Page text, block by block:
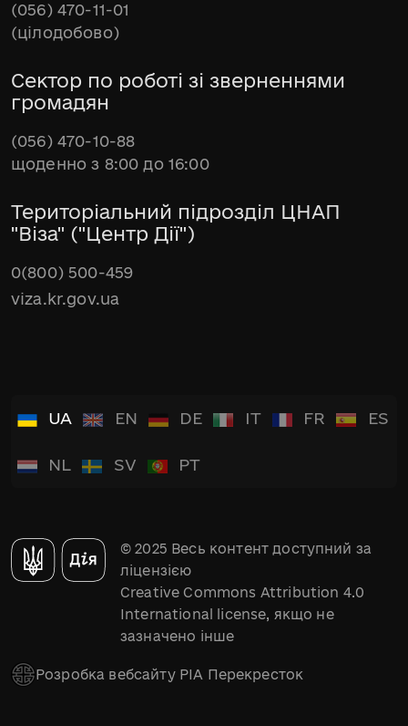
(056) 470-11-01
(цілодобово)
Сектор по роботі зі зверненнями
громадян
(056) 470-10-88
щоденно з 8:00 до 16:00
Територіальний підрозділ ЦНАП
"Віза" ("Центр Дії")
0(800) 500-459
viza.kr.gov.ua
UA EN DE IT FR ES
NL SV PT
© 2025 Весь контент доступний за
ліцензією
Creative Commons Attribution 4.0
International license, якщо не
зазначено інше
Розробка вебсайту РІА Перекресток